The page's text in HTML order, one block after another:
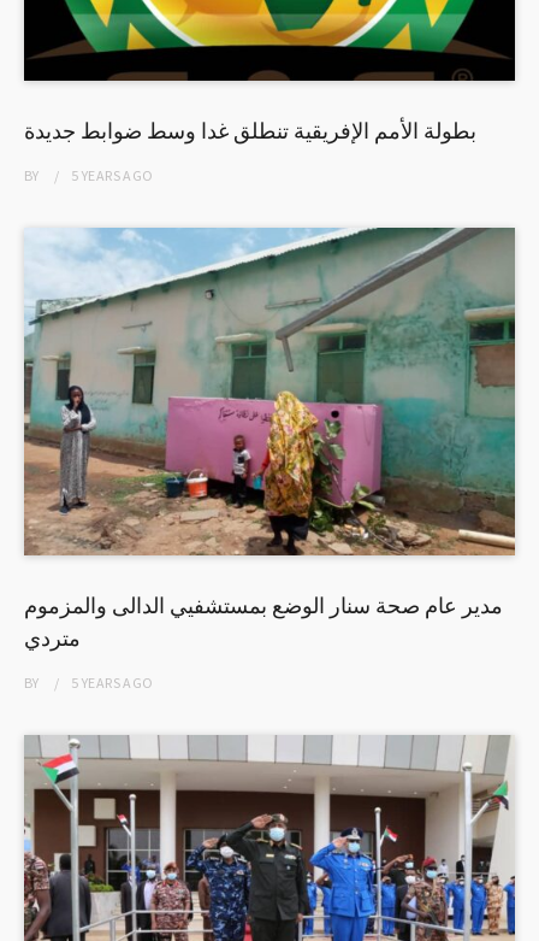
بطولة الأمم الإفريقية تنطلق غدا وسط ضوابط جديدة
BY 5 YEARSAGO
مدير عام صحة سنار الوضع بمستشفيي الدالى والمزموم
متردي
BY 5 YEARSAGO